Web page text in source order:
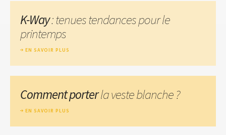
K-Way: tenues tendances pour le
printemps
EN SAVOIR PLUS
Comment porterla veste blanche ?
EN SAVOIR PLUS